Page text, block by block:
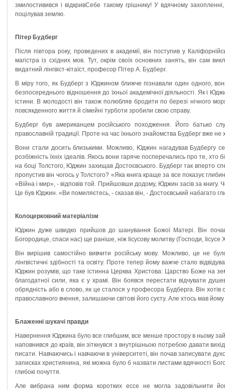
змилостивився і відкривСебе такому грішнику! У вдячному
поцілував землю.
Пітер Будберг
Після півтора року, проведених в академії, він поступив у
магістра із східних мов. Тут, окрім своїх основних занять, він сам
видатний лінгвіст-кітаїст, професор Пітер А. Будберг.
В міру того, як Будберг з Юджином ближче пізнавали один одного,
безпосереднього відношення до їхньої академічної діяльності. Як і
істини. В молодості він також полюбляв бродити по березі нічного
повсякденного життя й сімейні турботи зробили свою справу.
Будберг був американцем російського походження. Його батько
православній традиції. Проте на час їхнього знайомства Будберг вже не
Вони стали досить близькими. Можливо, Юджин нагадував Будбергу
розбіжність їхніх ідеалів. Якось вони гаряче посперечались про те,
на боці Толстого, Юджин захищав Достоєвського. Будберг так вперто
пропустив він чогось у Толстого? «Яка книга краще за все показує
«Війна і мир», - відповів той. Прийшовши додому, Юджин засів за книгу.
Це був Юджин. «Ви помиляєтесь, - сказав він, - Достоєвський набагато
Колоцерковний матеріалізм
Юджин дуже швидко прийшов до шанування Божої Матері. Він
Богородице, спаси нас) ще раніше, ніж Іісусову молитву (Господи,
Він вирішив самостійно вивчити російську мову. Можливо, це не
лінгвістичні здібності та освіту. Проте тепер йому важче стало
Юджин розумів, що таке істинна Церква Христова: Царство Боже на
благодатної сили, яка є у храмі. Він боявся перестати відчувати
обрядність або в слово, як це сталося у професора Будберга. Він хотів
православного вчення, залишаючи світові його суєту. Але хтось мав
Блаженні шукачі правди
Навернення Юджина було все глибшим, все менше простору в ньому
наповнився до країв, він зіткнувся з внутрішньою потребою давати
писати. Навчаючись і навчаючи в університеті, він почав записувати
записках християнина, які можна було б назвати листами вдячності
глибокі почуття.
Але вибрана ним форма коротких ессе не могла задовільнити